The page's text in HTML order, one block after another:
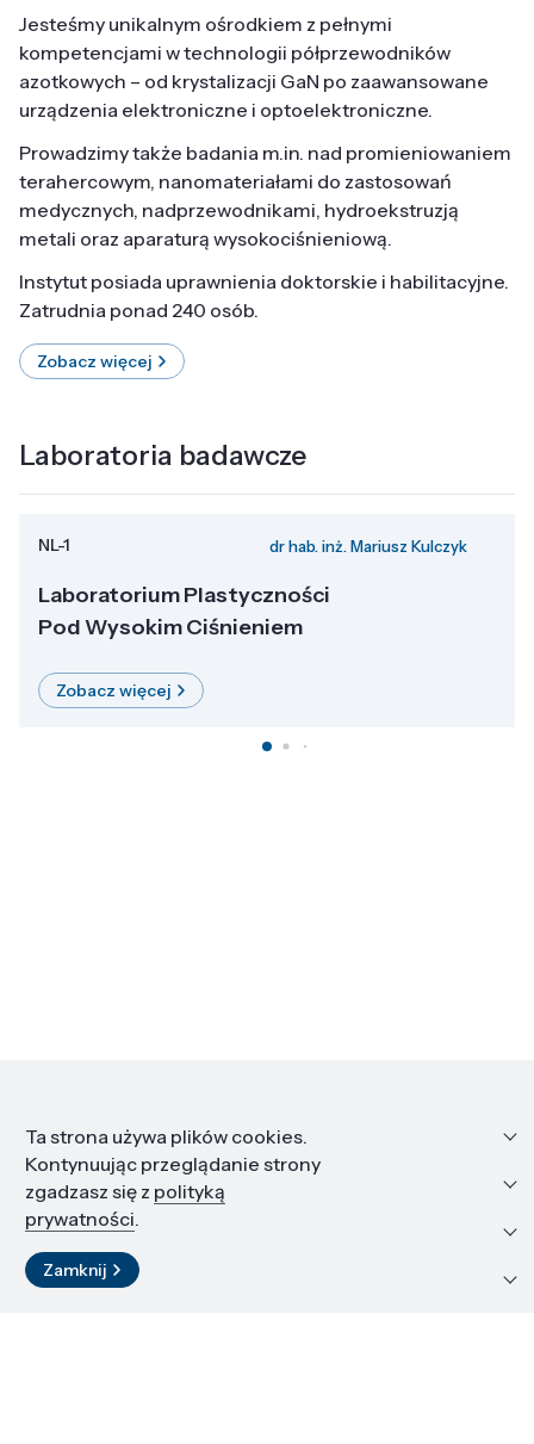
Jesteśmy unikalnym ośrodkiem z pełnymi
kompetencjami w technologii półprzewodników
azotkowych – od krystalizacji GaN po zaawansowane
urządzenia elektroniczne i optoelektroniczne.
Prowadzimy także badania m.in. nad promieniowaniem
terahercowym, nanomateriałami do zastosowań
medycznych, nadprzewodnikami, hydroekstruzją
metali oraz aparaturą wysokociśnieniową.
Instytut posiada uprawnienia doktorskie i habilitacyjne.
Zatrudnia ponad 240 osób.
Zobacz więcej
Laboratoria badawcze
NL-1 dr hab. inż. Mariusz Kulczyk
Laboratorium Plastyczności
Pod Wysokim Ciśnieniem
Zobacz więcej
Informacje
Edukacja i kariera
Zasoby i materiały
Kontakt
Ta strona używa plików cookies.
Kontynuując przeglądanie strony
zgadzasz się z polityką
prywatności.
Zamknij